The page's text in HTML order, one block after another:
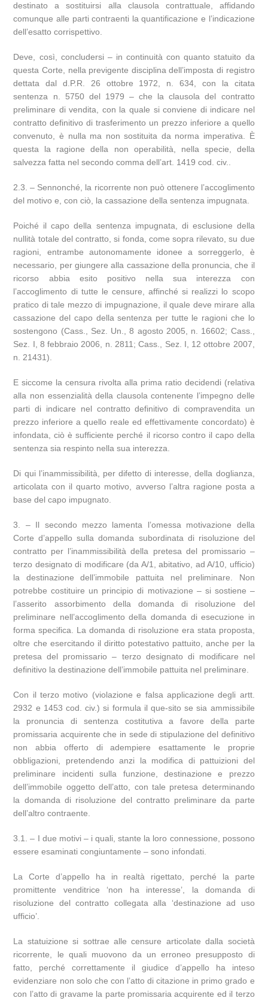
destinato a sostituirsi alla clausola contrattuale, affidando
comunque alle parti contraenti la quantificazione e l’indicazione
dell’esatto corrispettivo.
Deve, così, concludersi – in continuità con quanto statuito da
questa Corte, nella previgente disciplina dell’imposta di registro
dettata dal d.P.R. 26 ottobre 1972, n. 634, con la citata
sentenza n. 5750 del 1979 – che la clausola del contratto
preliminare di vendita, con la quale si conviene di indicare nel
contratto definitivo di trasferimento un prezzo inferiore a quello
convenuto, è nulla ma non sostituita da norma imperativa. È
questa la ragione della non operabilità, nella specie, della
salvezza fatta nel secondo comma dell’art. 1419 cod. civ..
2.3. – Sennonché, la ricorrente non può ottenere l’accoglimento
del motivo e, con ciò, la cassazione della sentenza impugnata.
Poiché il capo della sentenza impugnata, di esclusione della
nullità totale del contratto, si fonda, come sopra rilevato, su due
ragioni, entrambe autonomamente idonee a sorreggerlo, è
necessario, per giungere alla cassazione della pronuncia, che il
ricorso abbia esito positivo nella sua interezza con
l’accoglimento di tutte le censure, affinché si realizzi lo scopo
pratico di tale mezzo di impugnazione, il quale deve mirare alla
cassazione del capo della sentenza per tutte le ragioni che lo
sostengono (Cass., Sez. Un., 8 agosto 2005, n. 16602; Cass.,
Sez. I, 8 febbraio 2006, n. 2811; Cass., Sez. I, 12 ottobre 2007,
n. 21431).
E siccome la censura rivolta alla prima ratio decidendi (relativa
alla non essenzialità della clausola contenente l’impegno delle
parti di indicare nel contratto definitivo di compravendita un
prezzo inferiore a quello reale ed effettivamente concordato) è
infondata, ciò è sufficiente perché il ricorso contro il capo della
sentenza sia respinto nella sua interezza.
Di qui l’inammissibilità, per difetto di interesse, della doglianza,
articolata con il quarto motivo, avverso l’altra ragione posta a
base del capo impugnato.
3. – Il secondo mezzo lamenta l’omessa motivazione della
Corte d’appello sulla domanda subordinata di risoluzione del
contratto per l’inammissibilità della pretesa del promissario –
terzo designato di modificare (da A/1, abitativo, ad A/10, ufficio)
la destinazione dell’immobile pattuita nel preliminare. Non
potrebbe costituire un principio di motivazione – si sostiene –
l’asserito assorbimento della domanda di risoluzione del
preliminare nell’accoglimento della domanda di esecuzione in
forma specifica. La domanda di risoluzione era stata proposta,
oltre che esercitando il diritto potestativo pattuito, anche per la
pretesa del promissario – terzo designato di modificare nel
definitivo la destinazione dell’immobile pattuita nel preliminare.
Con il terzo motivo (violazione e falsa applicazione degli artt.
2932 e 1453 cod. civ.) si formula il que-sito se sia ammissibile
la pronuncia di sentenza costitutiva a favore della parte
promissaria acquirente che in sede di stipulazione del definitivo
non abbia offerto di adempiere esattamente le proprie
obbligazioni, pretendendo anzi la modifica di pattuizioni del
preliminare incidenti sulla funzione, destinazione e prezzo
dell’immobile oggetto dell’atto, con tale pretesa determinando
la domanda di risoluzione del contratto preliminare da parte
dell’altro contraente.
3.1. – I due motivi – i quali, stante la loro connessione, possono
essere esaminati congiuntamente – sono infondati.
La Corte d’appello ha in realtà rigettato, perché la parte
promittente venditrice ‘non ha interesse’, la domanda di
risoluzione del contratto collegata alla ‘destinazione ad uso
ufficio’.
La statuizione si sottrae alle censure articolate dalla società
ricorrente, le quali muovono da un erroneo presupposto di
fatto, perché correttamente il giudice d’appello ha inteso
evidenziare non solo che con l’atto di citazione in primo grado e
con l’atto di gravame la parte promissaria acquirente ed il terzo